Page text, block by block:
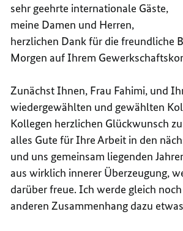
sehr geehrte internationale Gäste,
meine Damen und Herren,
herzlichen Dank für die freundliche
Morgen auf Ihrem
Zunächst Ihnen, Frau Fahimi, und
wiedergewählten und gewählten
Kollegen herzlichen Glückwunsch
alles Gute für Ihre Arbeit in den
und uns gemeinsam liegenden
aus wirklich innerer Überzeugung,
darüber freue. Ich werde gleich
anderen Zusammenhang dazu